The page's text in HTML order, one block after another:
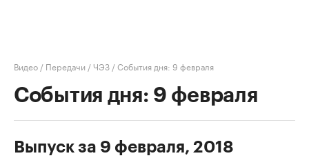
Видео / Передачи /ЧЭЗ /События дня: 9 февраля
События дня: 9 февраля
Выпуск за 9 февраля, 2018